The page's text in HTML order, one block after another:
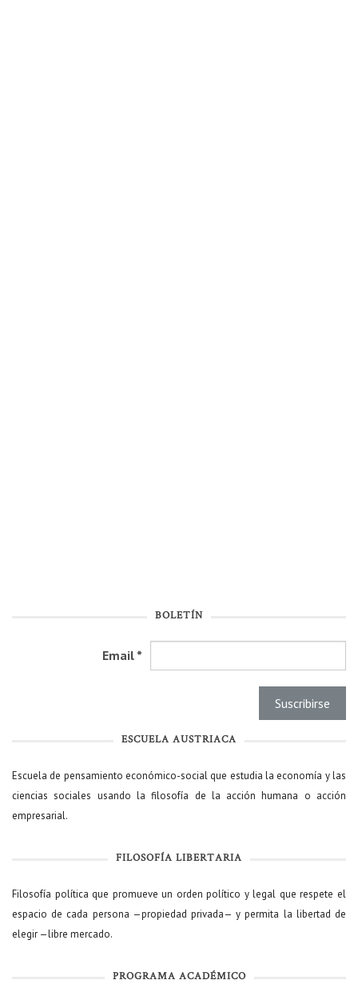
BOLETÍN
Email *
ESCUELA AUSTRIACA
Escuela de pensamiento económico-social que estudia la economía y las
ciencias sociales usando la filosofía de la acción humana o acción
empresarial.
FILOSOFÍA LIBERTARIA
Filosofía política que promueve un orden político y legal que respete el
espacio de cada persona —propiedad privada— y permita la libertad de
elegir —libre mercado.
PROGRAMA ACADÉMICO